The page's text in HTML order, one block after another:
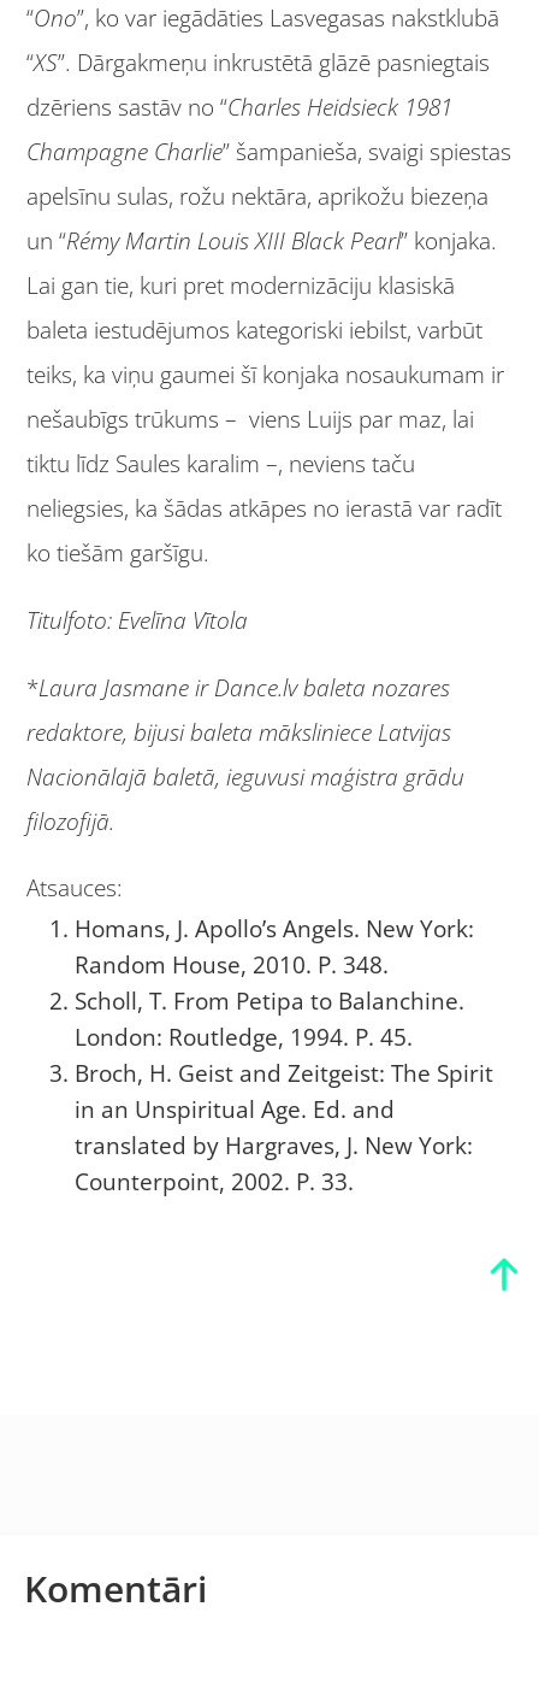
“Ono”, ko var iegādāties Lasvegasas nakstklubā
“XS”. Dārgakmeņu inkrustētā glāzē pasniegtais
dzēriens sastāv no “Charles Heidsieck 1981
Champagne Charlie” šampanieša, svaigi spiestas
apelsīnu sulas, rožu nektāra, aprikožu biezeņa
un “Rémy Martin Louis XIII Black Pearl” konjaka.
Lai gan tie, kuri pret modernizāciju klasiskā
baleta iestudējumos kategoriski iebilst, varbūt
teiks, ka viņu gaumei šī konjaka nosaukumam ir
nešaubīgs trūkums – viens Luijs par maz, lai
tiktu līdz Saules karalim –, neviens taču
neliegsies, ka šādas atkāpes no ierastā var radīt
ko tiešām garšīgu.
Titulfoto: Evelīna Vītola
*Laura Jasmane ir Dance.lv baleta nozares
redaktore, bijusi baleta māksliniece Latvijas
Nacionālajā baletā, ieguvusi maģistra grādu
filozofijā.
Atsauces:
Homans, J. Apollo’s Angels. New York:
Random House, 2010. P. 348.
Scholl, T. From Petipa to Balanchine.
London: Routledge, 1994. P. 45.
Broch, H. Geist and Zeitgeist: The Spirit
in an Unspiritual Age. Ed. and
translated by Hargraves, J. New York:
Counterpoint, 2002. P. 33.
Komentāri